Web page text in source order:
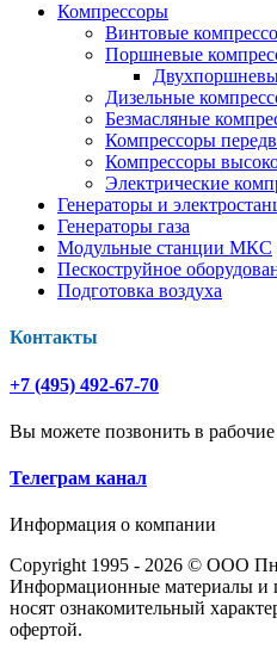
Компрессоры
Винтовые
Поршневые
Дизельные
Безмасляные
Компрессоры
Компрессоры
Электрические
Генераторы и
Генераторы газа
Модульные станции МКС
Пескоструйное
Подготовка воздуха
Контакты
+7 (495) 492-67-70
Вы можете позвонить в
Телеграм канал
Информация о компании
Copyright 1995 - 2026 © ООО
Информационные материалы и
носят ознакомительный
офертой.